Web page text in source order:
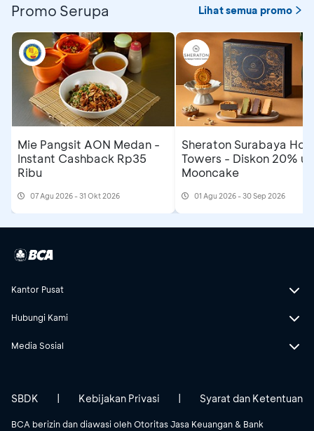
Promo Serupa Lihat semua promo
Mie Pangsit AON Medan -
Instant Cashback Rp35
Ribu
07 Agu 2026 - 31 Okt 2026
Sheraton Surabaya
Towers - Diskon 20%
Mooncake
01 Agu 2026 - 30 Sep 2026
Kantor Pusat
Hubungi Kami
Media Sosial
BCA berizin dan diawasi oleh Otoritas Jasa Keuangan & Bank
SBDK | Kebijakan Privasi | Syarat dan Ketentuan